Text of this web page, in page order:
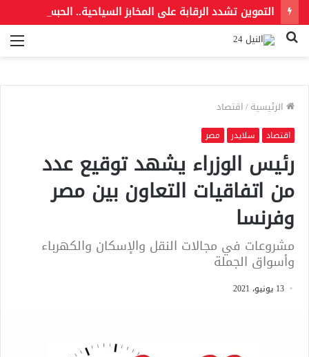
بحث
الرئيسية/اقتصاد
اقتصاد سلايدر مصر
رئيس الوزراء يشهد توقيع عدد
من اتفاقيات التعاون بين مصر
وفرنسا
مشروعات في مجالات النقل والإسكان والكهرباء
وأسواق الجملة
13 يونيو، 2021